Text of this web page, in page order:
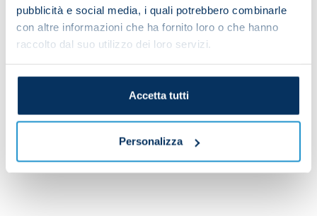
pubblicità e social media, i quali potrebbero combinarle
con altre informazioni che ha fornito loro o che hanno
raccolto dal suo utilizzo dei loro servizi.
Accetta tutti
Personalizza
Jack Raspadori enjoyed his first session with his
Giacamo “Jack” Raspadori in his first training
session with the Azzurri